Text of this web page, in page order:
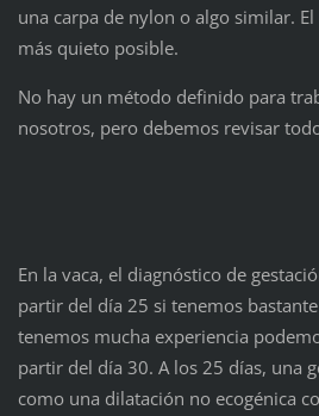
una carpa de nylon o algo similar.
más quieto posible.
No hay un método definido para
nosotros, pero debemos revisar
En la vaca, el diagnóstico de
partir del día 25 si tenemos
tenemos mucha experiencia
partir del día 30. A los 25 días, una
como una dilatación no ecogénica